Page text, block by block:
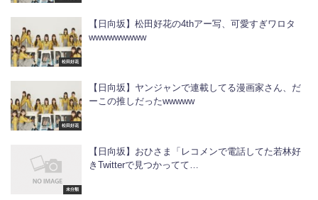
松田好花
【日向坂】松田好花の4thアー写、可愛すぎワロタ
wwwwwwwww
松田好花
【日向坂】ヤンジャンで連載してる漫画家さん、だ
ーこの推しだったwwwww
未分類
【日向坂】おひさま「レコメンで電話してた若林好
きTwitterで見つかってて…